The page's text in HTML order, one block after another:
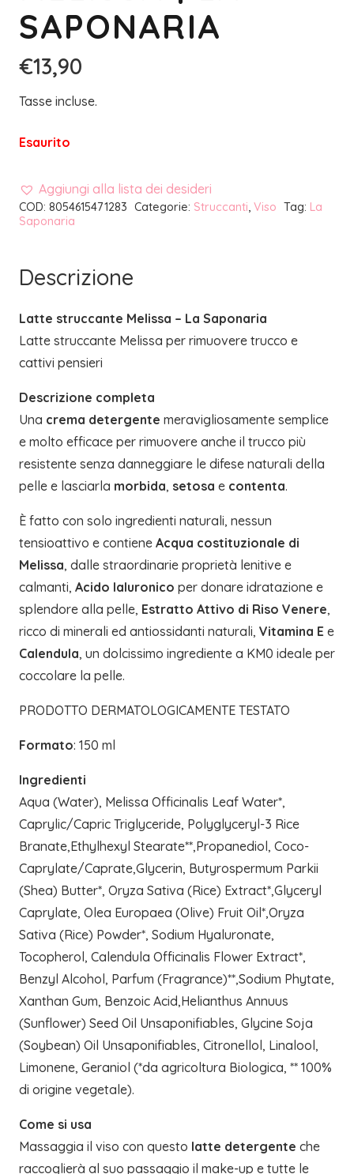
SAPONARIA
€13,90
Tasse incluse.
Esaurito
Aggiungi alla lista dei desideri
COD: 8054615471283 Categorie: Struccanti Viso Tag: La
Saponaria
Descrizione
Latte struccante Melissa – La Saponaria
Latte struccante Melissa per rimuovere trucco e
cattivi pensieri
Descrizione completa
Una crema detergente meravigliosamente semplice
e molto efficace per rimuovere anche il trucco più
resistente senza danneggiare le difese naturali della
pelle e lasciarla morbida, setosa e contenta.
È fatto con solo ingredienti naturali, nessun
tensioattivo e contiene Acqua costituzionale di
Melissa, dalle straordinarie proprietà lenitive e
calmanti, Acido Ialuronico per donare idratazione e
splendore alla pelle, Estratto Attivo di Riso Venere,
ricco di minerali ed antiossidanti naturali, Vitamina E e
Calendula, un dolcissimo ingrediente a KM0 ideale per
coccolare la pelle.
PRODOTTO DERMATOLOGICAMENTE TESTATO
Formato: 150 ml
Ingredienti
Aqua (Water), Melissa Officinalis Leaf Water*,
Caprylic/Capric Triglyceride, Polyglyceryl-3 Rice
Branate,Ethylhexyl Stearate**,Propanediol, Coco-
Caprylate/Caprate,Glycerin, Butyrospermum Parkii
(Shea) Butter*, Oryza Sativa (Rice) Extract*,Glyceryl
Caprylate, Olea Europaea (Olive) Fruit Oil*,Oryza
Sativa (Rice) Powder*, Sodium Hyaluronate,
Tocopherol, Calendula Officinalis Flower Extract*,
Benzyl Alcohol, Parfum (Fragrance)**,Sodium Phytate,
Xanthan Gum, Benzoic Acid,Helianthus Annuus
(Sunflower) Seed Oil Unsaponifiables, Glycine Soja
(Soybean) Oil Unsaponifiables, Citronellol, Linalool,
Limonene, Geraniol (*da agricoltura Biologica, ** 100%
di origine vegetale).
Come si usa
Massaggia il viso con questo latte detergente che
raccoglierà al suo passaggio il make-up e tutte le